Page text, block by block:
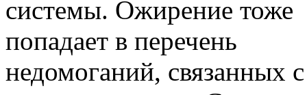
системы. Ожирение тоже
попадает в перечень
недомоганий, связанных с